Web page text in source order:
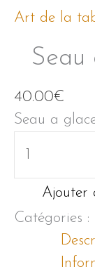
Art de la
Seau
40.00€
Seau a
a
Verceram
Ajouter
Catégories :